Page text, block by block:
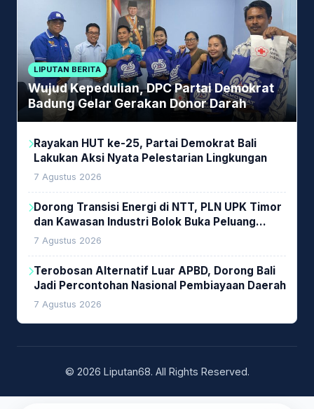
LIPUTAN BERITA
Wujud Kepedulian, DPC Partai Demokrat
Badung Gelar Gerakan Donor Darah
Rayakan HUT ke-25, Partai Demokrat Bali
Lakukan Aksi Nyata Pelestarian Lingkungan
7 Agustus 2026
Dorong Transisi Energi di NTT, PLN UPK Timor
dan Kawasan Industri Bolok Buka Peluang
Investasi Woodchip untuk Cofiring PLTU Bolok
7 Agustus 2026
Terobosan Alternatif Luar APBD, Dorong Bali
Jadi Percontohan Nasional Pembiayaan Daerah
7 Agustus 2026
© 2026 Liputan68. All Rights Reserved.